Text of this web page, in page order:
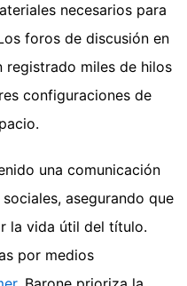
necesarios para
foros de discusión en
registrado miles de hilos
configuraciones de
una comunicación
asegurando que
la vida útil del título.
por medios